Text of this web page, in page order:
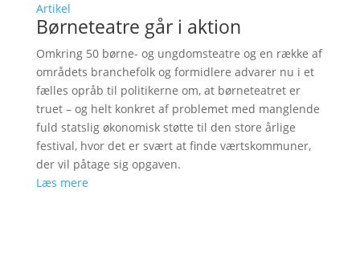
Artikel
Børneteatre går i aktion
Omkring 50 børne- og ungdomsteatre og en række af
områdets branchefolk og formidlere advarer nu i et
fælles opråb til politikerne om, at børneteatret er
truet – og helt konkret af problemet med manglende
fuld statslig økonomisk støtte til den store årlige
festival, hvor det er svært at finde værtskommuner,
der vil påtage sig opgaven.
Læs mere